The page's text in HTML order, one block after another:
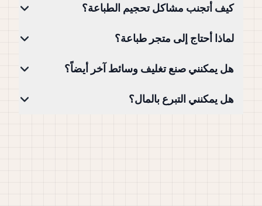
كيف أتجنب مشاكل تحجيم الطباعة؟
لماذا أحتاج إلى متجر طباعة؟
هل يمكنني صنع تغليف وسائط آخر أيضاً؟
هل يمكنني التبرع بالمال؟